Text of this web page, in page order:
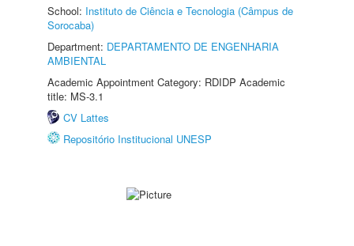
School: Instituto de Ciência e Tecnologia (Câmpus de
Sorocaba)
Department: DEPARTAMENTO DE ENGENHARIA
AMBIENTAL
Academic Appointment Category: RDIDP Academic
title: MS-3.1
CV Lattes
Repositório Institucional UNESP